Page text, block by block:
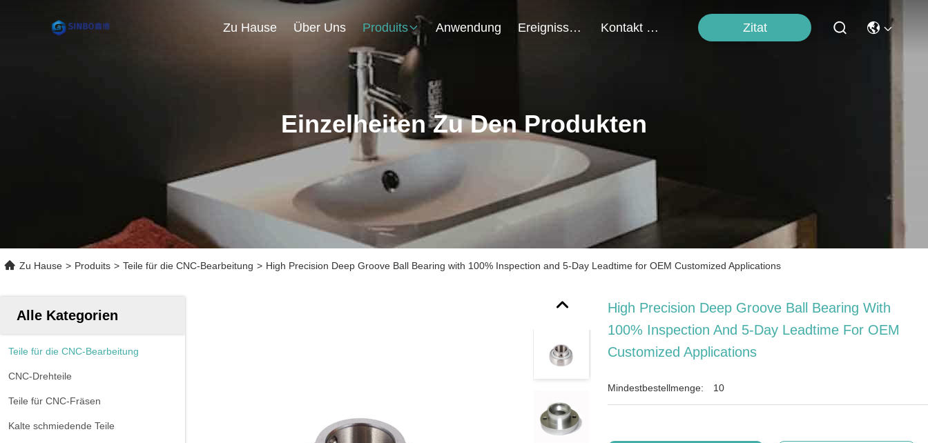
Zu Hause Über Uns Produits Anwendung Ereignisse Kontakt Mit Uns Zitat
Einzelheiten Zu Den Produkten
Zu Hause > Produits > Teile für die CNC-Bearbeitung > High Precision Deep Groove Ball Bearing with 100% Inspection and 5-Day Leadtime for OEM Customized Applications
Alle Kategorien
Teile für die CNC-Bearbeitung
CNC-Drehteile
Teile für CNC-Fräsen
Kalte schmiedende Teile
High Precision Deep Groove Ball Bearing With
100% Inspection And 5-Day Leadtime For OEM
Customized Applications
Mindestbestellmenge: 10